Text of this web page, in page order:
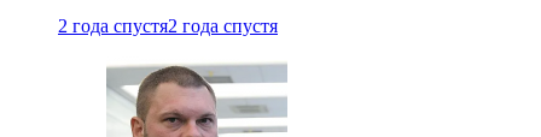
2 года спустя2 года спустя